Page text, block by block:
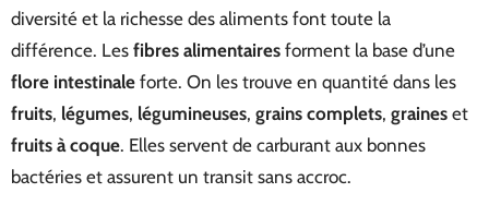
diversité et la richesse des aliments font toute la
différence. Les fibres alimentaires forment la base d’une
flore intestinale forte. On les trouve en quantité dans les
fruits, légumes, légumineuses, grains complets, graines et
fruits à coque. Elles servent de carburant aux bonnes
bactéries et assurent un transit sans accroc.